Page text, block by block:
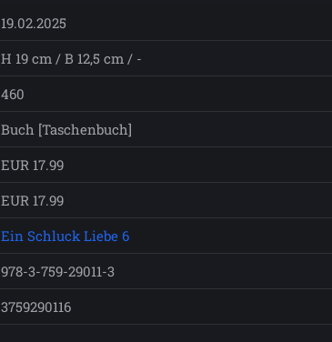
19.02.2025
H 19 cm / B 12,5 cm / -
460
Buch [Taschenbuch]
EUR 17.99
EUR 17.99
Ein Schluck Liebe 6
978-3-759-29011-3
3759290116